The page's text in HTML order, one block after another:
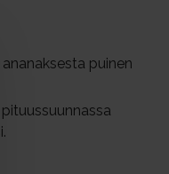
puinen